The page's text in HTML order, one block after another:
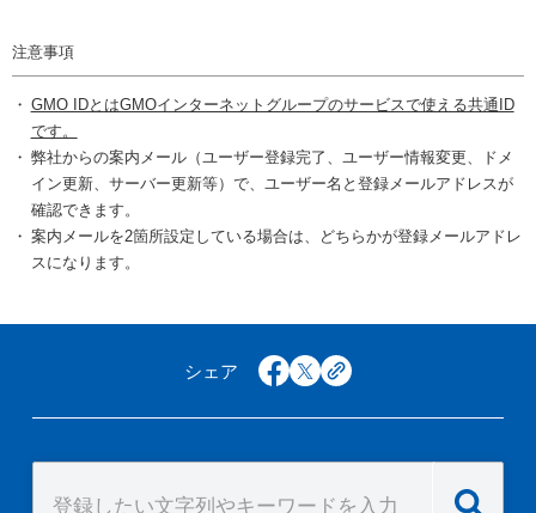
注意事項
GMO IDとはGMOインターネットグループのサービスで使える共通ID
です。
弊社からの案内メール（ユーザー登録完了、ユーザー情報変更、ドメ
イン更新、サーバー更新等）で、ユーザー名と登録メールアドレスが
確認できます。
案内メールを2箇所設定している場合は、どちらかが登録メールアドレ
スになります。
シェア facebook
x copy